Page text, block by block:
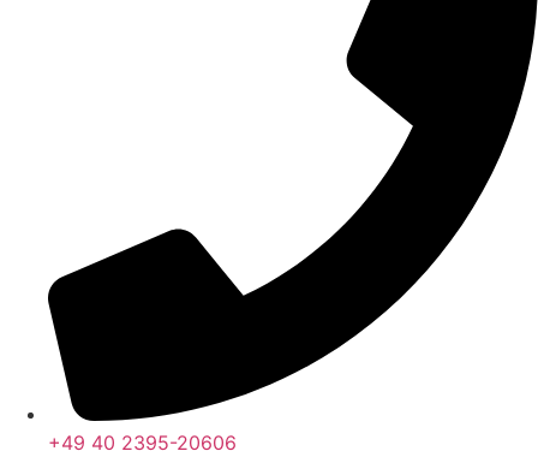
+49 40 2395-20606